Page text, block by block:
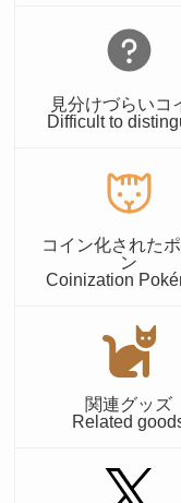
見分けづらいコ
Difficult to
コイン化された
ン
Coinization
関連グッズ
Related